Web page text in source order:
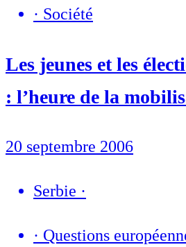
· Société
Les jeunes et les
: l’heure de la
20 septembre 2006
Serbie ·
· Questions